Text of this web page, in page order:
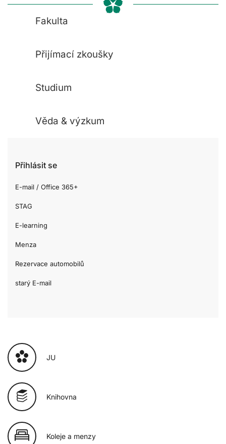
Fakulta
Přijímací zkoušky
Studium
Věda & výzkum
Přihlásit se
E-mail / Office 365+
STAG
E-learning
Menza
Rezervace automobilů
starý E-mail
JU
Knihovna
Koleje a menzy